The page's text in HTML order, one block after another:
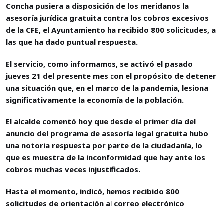
Concha pusiera a disposición de los meridanos la
asesoría jurídica gratuita contra los cobros excesivos
de la CFE, el Ayuntamiento ha recibido 800 solicitudes, a
las que ha dado puntual respuesta.
El servicio, como informamos, se activó el pasado
jueves 21 del presente mes con el propósito de detener
una situación que, en el marco de la pandemia, lesiona
significativamente la economía de la población.
El alcalde comentó hoy que desde el primer día del
anuncio del programa de asesoría legal gratuita hubo
una notoria respuesta por parte de la ciudadanía, lo
que es muestra de la inconformidad que hay ante los
cobros muchas veces injustificados.
Hasta el momento, indicó, hemos recibido 800
solicitudes de orientación al correo electrónico